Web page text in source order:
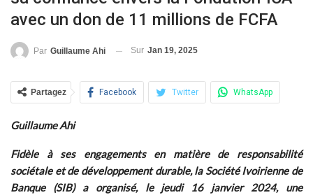
avec un don de 11 millions de FCFA
Par Guillaume Ahi Sur Jan 19, 2025
Partagez Facebook Twitter WhatsApp
Guillaume Ahi
Fidèle à ses engagements en matière de responsabilité
sociétale et de développement durable, la Société Ivoirienne de
Banque (SIB) a organisé, le jeudi 16 janvier 2024, une